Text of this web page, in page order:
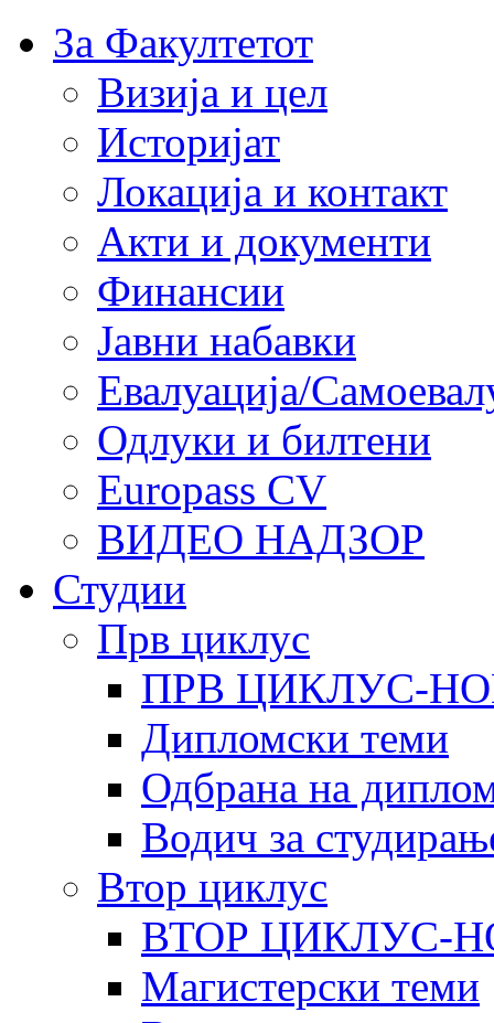
За Факултетот
Визија и цел
Историјат
Локација и контакт
Акти и документи
Финансии
Јавни набавки
Евалуација/
Одлуки и билтени
Europass CV
ВИДЕО НАДЗОР
Студии
Прв циклус
ПРВ ЦИКЛУС-
Дипломски теми
Одбрана на
Водич за
Втор циклус
ВТОР ЦИКЛУС-
Магистерски теми